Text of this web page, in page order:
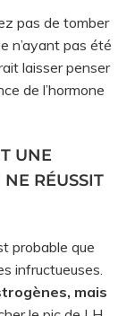
pas de tomber
n’ayant pas été
laisser penser
de l’hormone
UNE
RÉUSSIT
probable que
infructueuses.
mais